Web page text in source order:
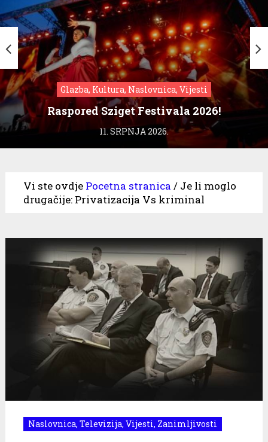
Glazba, Kultura, Naslovnica, Vijesti
Raspored Sziget Festivala 2026!
11. SRPNJA 2026.
Vi ste ovdje Pocetna stranica / Je li moglo
drugačije: Privatizacija Vs kriminal
Naslovnica, Televizija, Vijesti, Zanimljivosti